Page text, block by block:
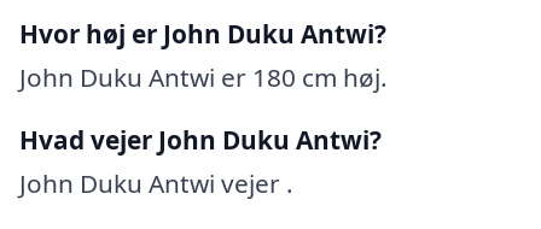
Hvor høj er John Duku Antwi?
John Duku Antwi er 180 cm høj.
Hvad vejer John Duku Antwi?
John Duku Antwi vejer .